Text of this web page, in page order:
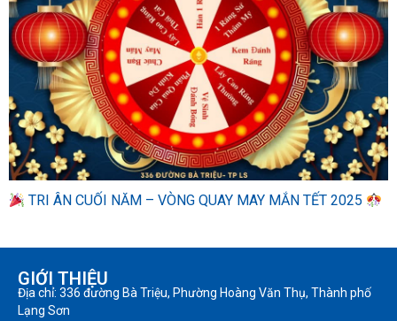
TRI ÂN CUỐI NĂM – VÒNG QUAY MAY MẮN TẾT 2025
GIỚI THIỆU
Địa chỉ: 336 đường Bà Triệu, Phường Hoàng Văn Thụ, Thành phố
Lạng Sơn